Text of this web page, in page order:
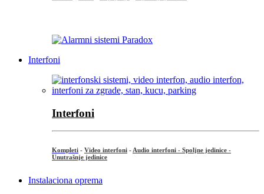
Interfoni
Interfoni
Kompleti - Video interfoni - Audio interfoni - Spoljne jedinice -
Unutrašnje jedinice
Instalaciona oprema